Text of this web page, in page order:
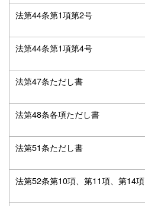
法第44条第1項第2号
法第44条第1項第4号
法第47条ただし書
法第48条各項ただし書
法第51条ただし書
法第52条第10項、第11項、第14項